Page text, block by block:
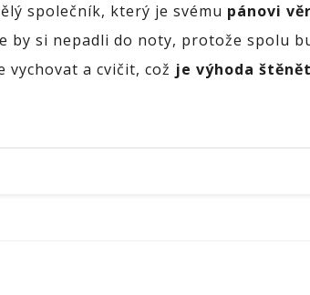
společník, který je svému pánovi
by si nepadli do noty, protože spolu
vychovat a cvičit, což je výhoda